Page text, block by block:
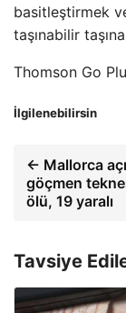
basitleştirmek
taşınabilir
Thomson Go
İlgilenebilirsin
← Mallorca
göçmen
ölü, 19 yaralı
Tavsiye